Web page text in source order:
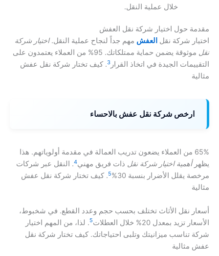
خلال عملية النقل.
مقدمة حول اختيار شركة نقل العفش
اختيار شركة نقل العفش مهم جداً لنجاح عملية النقل.اختيار شركة
نقل
موثوقة يضمن حماية ممتلكاتك. 95% من العملاء يعتمدون على
التقييمات الجيدة في اتخاذ القرار 3. كيف تختار شركة نقل عفش
مثالية
ارخص شركة نقل عفش بالاحساء
65% من العملاء يضعون تدريب العمالة في مقدمة أولوياتهم. هذا
يظهرأهمية اختيار شركة نقل ذات فريق مهني4. النقل عبر شركات
مرخصة يقلل الأضرار بنسبة 30%
5. كيف تختار شركة نقل عفش
مثالية
أسعار نقل الأثاث تختلف بحسب حجم وعدد القطع. في شخبوط،
الأسعار تزيد بمعدل 20% خلال العطلات
5. لذا، من المهم اختيار
شركة تناسب ميزانيتك وتلبى احتياجاتك. كيف تختار شركة نقل
عفش مثالية